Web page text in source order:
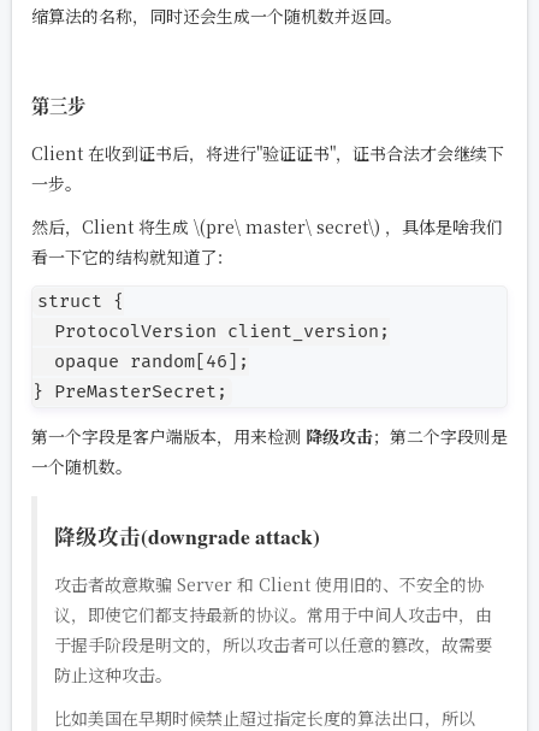
缩算法的名称，同时还会生成一个随机数并返回。
第三步
Client 在收到证书后，将进行"验证证书"，证书合法才会继续下
一步。
然后，Client 将生成 \(pre\ master\ secret\) ，具体是啥我们
看一下它的结构就知道了：
struct {
  ProtocolVersion client_version;
  opaque random[46];
第一个字段是客户端版本，用来检测 降级攻击；第二个字段则是
一个随机数。
降级攻击(downgrade attack)
攻击者故意欺骗 Server 和 Client 使用旧的、不安全的协
议，即使它们都支持最新的协议。常用于中间人攻击中，由
于握手阶段是明文的，所以攻击者可以任意的篡改，故需要
防止这种攻击。
比如美国在早期时候禁止超过指定长度的算法出口，所以